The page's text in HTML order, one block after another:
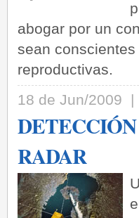
abogar por un
sean
reproductivas.
18 de Jun/2009 |
RADAR